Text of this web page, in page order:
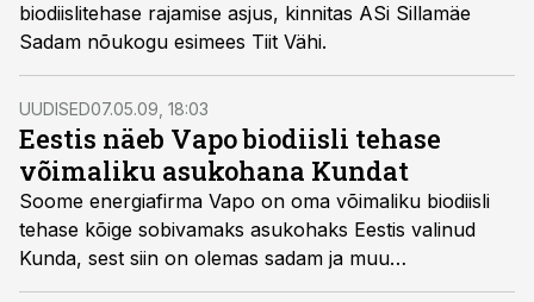
biodiislitehase rajamise asjus, kinnitas ASi Sillamäe
Sadam nõukogu esimees Tiit Vähi.
UUDISED07.05.09, 18:03
Eestis näeb Vapo biodiisli tehase
võimaliku asukohana Kundat
Soome energiafirma Vapo on oma võimaliku biodiisli
tehase kõige sobivamaks asukohaks Eestis valinud
Kunda, sest siin on olemas sadam ja muu
infrastruktuur, kinnitas Kunda linnapea Allar Aron.